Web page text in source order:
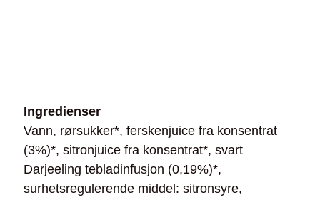
Ingredienser
Vann, rørsukker*, ferskenjuice fra konsentrat
(3%)*, sitronjuice fra konsentrat*, svart
Darjeeling tebladinfusjon (0,19%)*,
surhetsregulerende middel: sitronsyre,